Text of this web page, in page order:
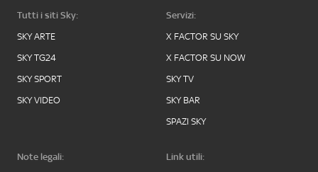
Tutti i siti Sky:
SKY ARTE
SKY TG24
SKY SPORT
SKY VIDEO
Servizi:
X FACTOR SU SKY
X FACTOR SU NOW
SKY TV
SKY BAR
SPAZI SKY
Note legali:
Link utili: